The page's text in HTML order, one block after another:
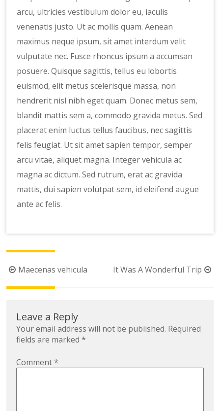
arcu, ultricies vestibulum dolor eu, iaculis
venenatis justo. Ut ac mollis quam. Aenean
maximus neque ipsum, sit amet interdum velit
vulputate nec. Fusce rhoncus ipsum a accumsan
posuere. Quisque sagittis, tellus eu lobortis
euismod, elit metus scelerisque massa, non
hendrerit nisl nibh eget quam. Donec metus sem,
blandit mattis sem a, commodo gravida metus. Sed
placerat enim luctus tellus faucibus, nec sagittis
felis feugiat. Ut sit amet sapien tempor, semper
arcu vitae, aliquet magna. Integer vehicula ac
magna ac dictum. Sed rutrum, erat ac gravida
mattis, dui sapien volutpat sem, id eleifend augue
ante ac felis.
Post
navigation
Maecenas vehicula It Was A Wonderful Trip
Leave a Reply
Your email address will not be published. Required
fields are marked*
Comment*